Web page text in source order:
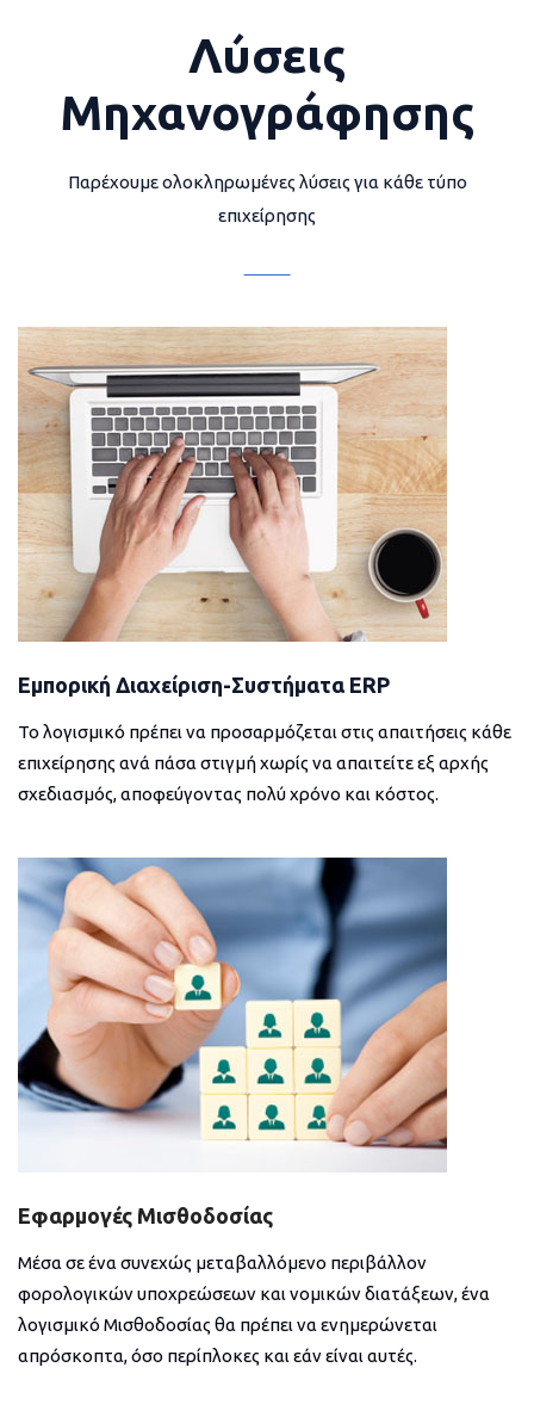
Λύσεις
Μηχανογράφησης
Παρέχουμε ολοκληρωμένες λύσεις για κάθε τύπο
επιχείρησης
Εμπορική Διαχείριση-Συστήματα ERP
Το λογισμικό πρέπει να προσαρμόζεται στις απαιτήσεις κάθε
επιχείρησης ανά πάσα στιγμή χωρίς να απαιτείτε εξ αρχής
σχεδιασμός, αποφεύγοντας πολύ χρόνο και κόστος.
Εφαρμογές Μισθοδοσίας
Μέσα σε ένα συνεχώς μεταβαλλόμενο περιβάλλον
φορολογικών υποχρεώσεων και νομικών διατάξεων, ένα
λογισμικό Μισθοδοσίας θα πρέπει να ενημερώνεται
απρόσκοπτα, όσο περίπλοκες και εάν είναι αυτές.